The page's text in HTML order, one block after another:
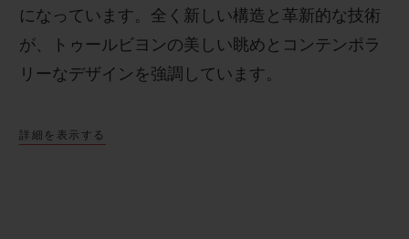
になっています。全く新しい構造と革新的な技術
が、トゥールビヨンの美しい眺めとコンテンポラ
リーなデザインを強調しています。
詳細を表示する